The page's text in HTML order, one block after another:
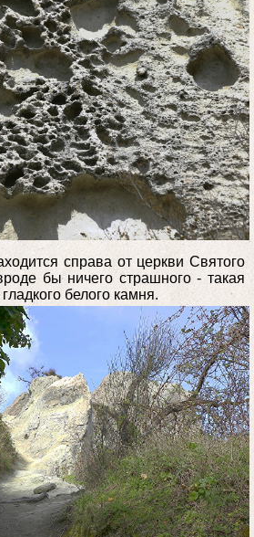
справа от церкви Святого
бы ничего страшного - такая
белого камня.